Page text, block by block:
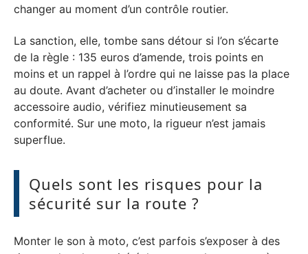
changer au moment d’un contrôle routier.
La sanction, elle, tombe sans détour si l’on s’écarte
de la règle : 135 euros d’amende, trois points en
moins et un rappel à l’ordre qui ne laisse pas la place
au doute. Avant d’acheter ou d’installer le moindre
accessoire audio, vérifiez minutieusement sa
conformité. Sur une moto, la rigueur n’est jamais
superflue.
Quels sont les risques pour la
sécurité sur la route ?
Monter le son à moto, c’est parfois s’exposer à des